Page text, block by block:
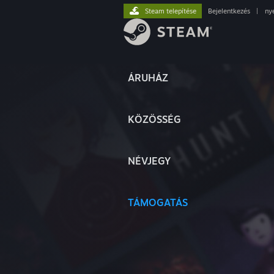
ÁRUHÁZ
KÖZÖSSÉG
NÉVJEGY
TÁMOGATÁS
Steam telepítése Bejelentkezés